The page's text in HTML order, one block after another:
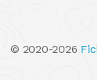
© 2020-2026